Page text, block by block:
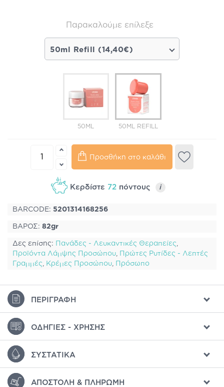
Παρακαλούμε επίλεξε
50ml Refill (14,40€)
50ML 50ML REFILL
Προσθήκη στο καλάθι
Κερδίστε 72 πόντους i
BARCODE: 5201314168256
ΒΑΡΟΣ: 82gr
Δες επίσης: Πανάδες - Λευκαντικές Θεραπείες
Προϊόντα Λάμψης Προσώπου
Πρώτες Ρυτίδες - Λεπτές
Γραμμές
Κρέμες Προσώπου Πρόσωπο
ΠΕΡΙΓΡΑΦΉ
ΟΔΗΓΊΕΣ - ΧΡΉΣΗΣ
ΣΥΣΤΑΤΙΚΆ
ΑΠΟΣΤΟΛΉ & ΠΛΗΡΩΜΉ